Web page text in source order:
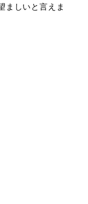
ましいと言えま